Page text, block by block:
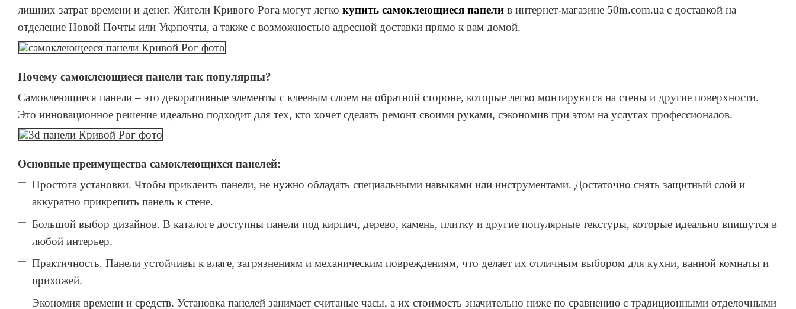
лишних затрат времени и денег. Жители Кривого Рога могут легко купить самоклеющиеся панели в интернет-магазине 50m.com.ua с доставкой на
отделение Новой Почты или Укрпочты, а также с возможностью адресной доставки прямо к вам домой.
Почему самоклеющиеся панели так популярны?
Самоклеющиеся панели – это декоративные элементы с клеевым слоем на обратной стороне, которые легко монтируются на стены и другие поверхности.
Это инновационное решение идеально подходит для тех, кто хочет сделать ремонт своими руками, сэкономив при этом на услугах профессионалов.
Основные преимущества самоклеющихся панелей:
Простота установки. Чтобы приклеить панели, не нужно обладать специальными навыками или инструментами. Достаточно снять защитный слой и
аккуратно прикрепить панель к стене.
Большой выбор дизайнов. В каталоге доступны панели под кирпич, дерево, камень, плитку и другие популярные текстуры, которые идеально впишутся в
любой интерьер.
Практичность. Панели устойчивы к влаге, загрязнениям и механическим повреждениям, что делает их отличным выбором для кухни, ванной комнаты и
прихожей.
Экономия времени и средств. Установка панелей занимает считаные часы, а их стоимость значительно ниже по сравнению с традиционными отделочными